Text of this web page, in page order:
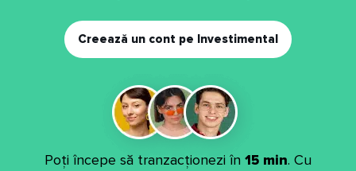
Creează un cont pe Investimental
Poți începe să tranzacționezi în 15 min. Cu